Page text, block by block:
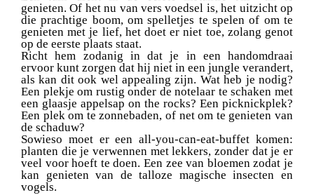
genieten. Of het nu van vers voedsel is, het uitzicht op
die prachtige boom, om spelletjes te spelen of om te
genieten met je lief, het doet er niet toe, zolang genot
op de eerste plaats staat.
Richt hem zodanig in dat je in een handomdraai
ervoor kunt zorgen dat hij niet in een jungle verandert,
als kan dit ook wel appealing zijn. Wat heb je nodig?
Een plekje om rustig onder de notelaar te schaken met
een glaasje appelsap on the rocks? Een picknickplek?
Een plek om te zonnebaden, of net om te genieten van
de schaduw?
Sowieso moet er een all-you-can-eat-buffet komen:
planten die je verwennen met lekkers, zonder dat je er
veel voor hoeft te doen. Een zee van bloemen zodat je
kan genieten van de talloze magische insecten en
vogels.